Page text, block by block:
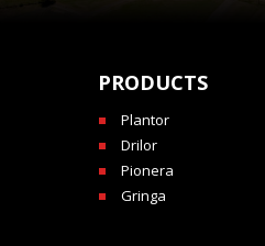
PRODUCTS
Plantor
Drilor
Pionera
Gringa